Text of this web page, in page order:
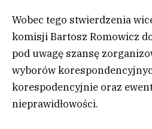
Wobec tego stwierdzenia
komisji Bartosz Romowicz
pod uwagę szansę
wyborów
korespodencyjnie oraz
nieprawidłowości.